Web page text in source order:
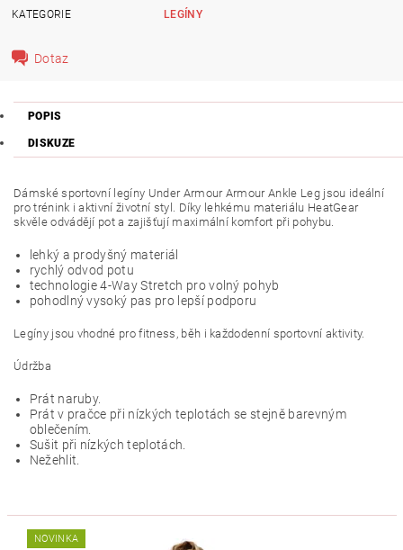
KATEGORIE
LEGÍNY
Dotaz
POPIS
DISKUZE
Dámské sportovní legíny Under Armour Armour Ankle Leg jsou ideální
pro trénink i aktivní životní styl. Díky lehkému materiálu HeatGear
skvěle odvádějí pot a zajišťují maximální komfort při pohybu.
lehký a prodyšný materiál
rychlý odvod potu
technologie 4-Way Stretch pro volný pohyb
pohodlný vysoký pas pro lepší podporu
Legíny jsou vhodné pro fitness, běh i každodenní sportovní aktivity.
Údržba
Prát naruby.
Prát v pračce při nízkých teplotách se stejně barevným
oblečením.
Sušit při nízkých teplotách.
Nežehlit.
NOVINKA